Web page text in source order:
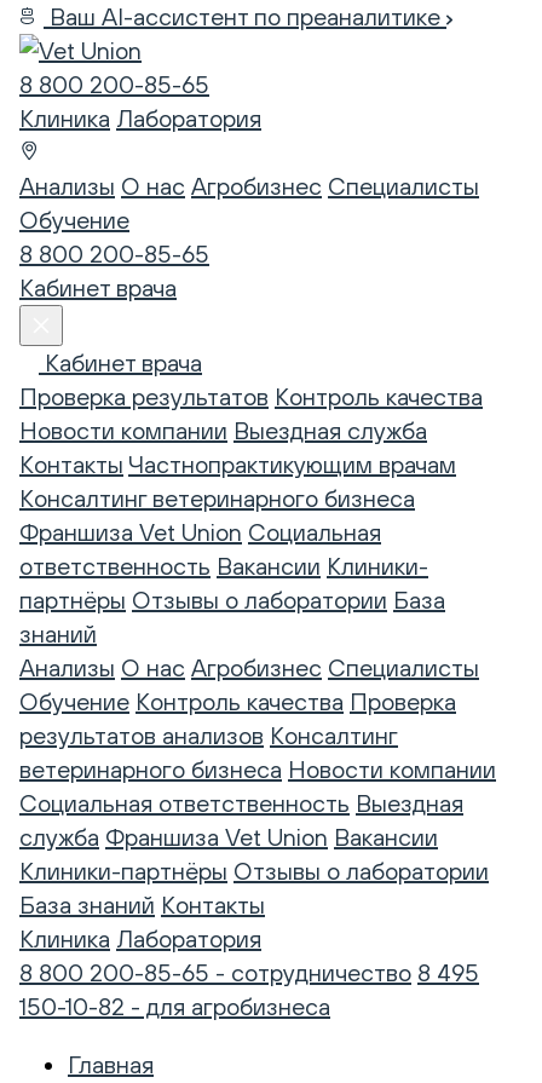
Ваш AI-ассистент по преаналитике
8 800 200-85-65
Клиника Лаборатория
Анализы О нас Агробизнес Специалисты
Обучение
8 800 200-85-65
Кабинет врача
Кабинет врача
Проверка результатов Контроль качества
Новости компании Выездная служба
Контакты Частнопрактикующим врачам
Консалтинг ветеринарного бизнеса
Франшиза Vet Union Социальная
ответственность Вакансии Клиники-
партнёры Отзывы о лаборатории База
знаний
Анализы О нас Агробизнес Специалисты
Обучение Контроль качества Проверка
результатов анализов Консалтинг
ветеринарного бизнеса Новости компании
Социальная ответственность Выездная
служба Франшиза Vet Union Вакансии
Клиники-партнёры Отзывы о лаборатории
База знаний Контакты
Клиника Лаборатория
8 800 200-85-65 - сотрудничество 8 495
150-10-82 - для агробизнеса
Главная